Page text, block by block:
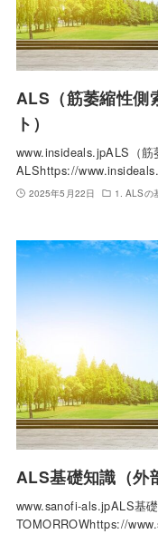
ALS（筋萎縮性側
ト）
www.insideals.jpALS（
ALShttps://
2025年5月22日 1. ALSの
ALS基礎知識（外
www.sanofi-als.jpALS基
TOMORROWhttps://